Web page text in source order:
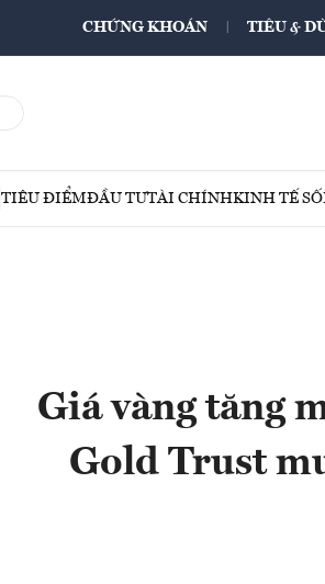
CHỨNG KHOÁN TIÊU &
TIÊU ĐIỂMĐẦU TƯTÀI CHÍNHKINH TẾ SỐ
Giá vàng tăng
Gold Trust